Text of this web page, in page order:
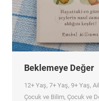
Beklemeye Değer
12+ Yaş, 7+ Yaş, 9+ Yaş,
Çocuk ve Bilim, Çocuk ve